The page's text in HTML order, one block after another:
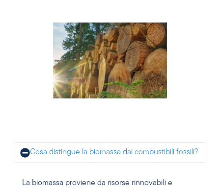
Cosa distingue la biomassa dai combustibili fossili?
La biomassa proviene da risorse rinnovabili e